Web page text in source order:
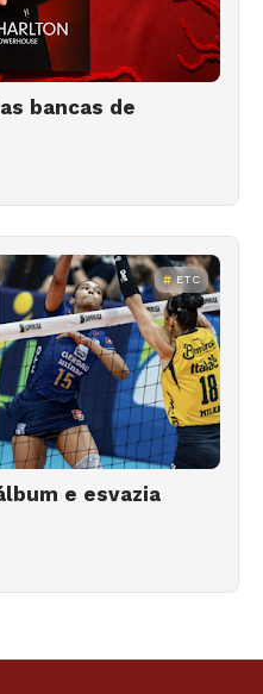
bancas de
ETC
e esvazia